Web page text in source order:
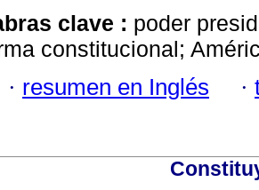
clave : poder
constitucional;
· resumen en Inglés ·